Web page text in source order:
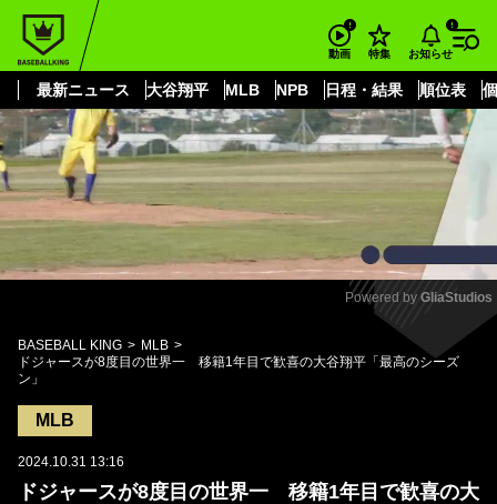
動画 特集 お知らせ
最新ニュース 大谷翔平 MLB NPB 日程・結果 順位表
もっと見る
Mute
Powered by GliaStudios
BASEBALL KING
MLB
ドジャースが8度目の世界一 移籍1年目で歓喜の大谷翔平「最高のシーズ
ン」
MLB
2024.10.31 13:16
ドジャースが8度目の世界一 移籍1年目で歓喜の大